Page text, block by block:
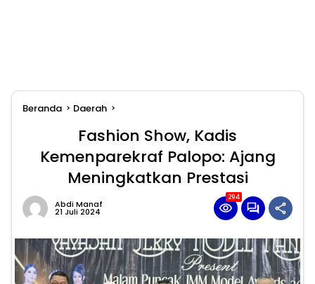
Beranda Daerah
Fashion Show, Kadis
Kemenparekraf Palopo: Ajang
Meningkatkan Prestasi
Abdi Manaf
21 Juli 2024
294